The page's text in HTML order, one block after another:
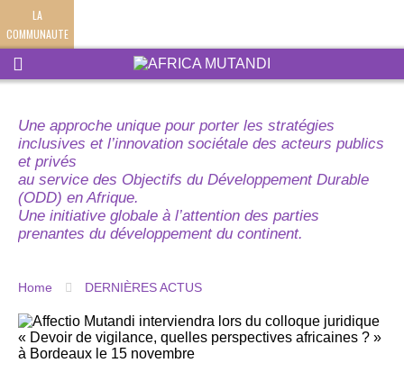
LA
COMMUNAUTE
Une approche unique pour porter les stratégies
inclusives et l’innovation sociétale des acteurs publics
et privés
au service des Objectifs du Développement Durable
(ODD) en Afrique.
Une initiative globale à l’attention des parties
prenantes du développement du continent.
Home DERNIÈRES ACTUS